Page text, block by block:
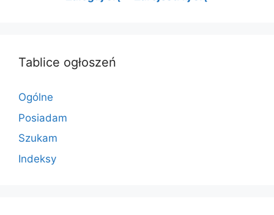
Tablice ogłoszeń
Ogólne
Posiadam
Szukam
Indeksy